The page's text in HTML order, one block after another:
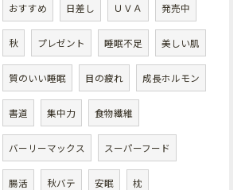
おすすめ 日差し ＵＶＡ 発売中
秋 プレゼント 睡眠不足 美しい肌
質のいい睡眠 目の疲れ 成長ホルモン
書道 集中力 食物繊維
バーリーマックス スーパーフード
腸活 秋バテ 安眠 枕